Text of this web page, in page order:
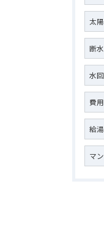
太
断
水
費用
給
マ